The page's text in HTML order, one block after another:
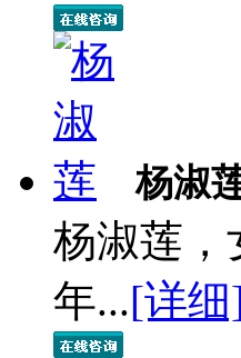
杨淑
杨淑莲，
年...[详细